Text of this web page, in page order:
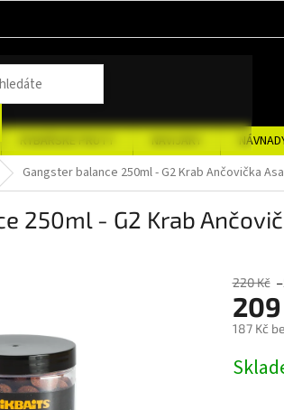
RYBÁŘSKÉ PRUTY NAVIJÁKY
Gangster balance 250ml - G2 Krab Ančovička
250ml - G2 Krab
220 Kč
187 Kč
cena: